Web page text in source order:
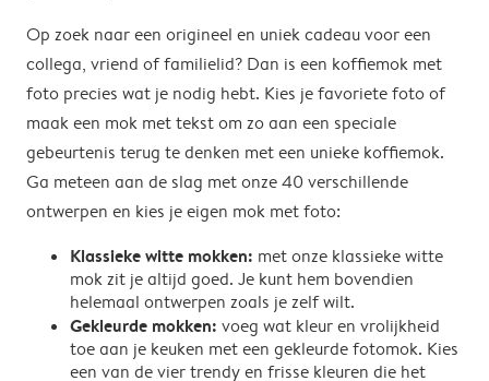
Op zoek naar een origineel en uniek cadeau voor een
collega, vriend of familielid? Dan is een koffiemok met
foto precies wat je nodig hebt. Kies je favoriete foto of
maak een mok met tekst om zo aan een speciale
gebeurtenis terug te denken met een unieke koffiemok.
Ga meteen aan de slag met onze 40 verschillende
ontwerpen en kies je eigen mok met foto:
Klassieke witte mokken: met onze klassieke witte
mok zit je altijd goed. Je kunt hem bovendien
helemaal ontwerpen zoals je zelf wilt.
Gekleurde mokken: voeg wat kleur en vrolijkheid
toe aan je keuken met een gekleurde fotomok. Kies
een van de vier trendy en frisse kleuren die het